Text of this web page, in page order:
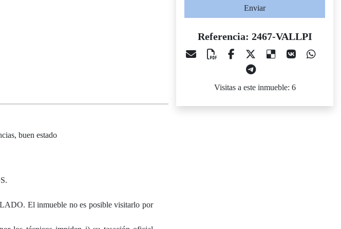
buen estado
El inmueble no es posible visitarlo por
Enviar
Referencia: 2467-VALLPI
Visitas a este inmueble: 6